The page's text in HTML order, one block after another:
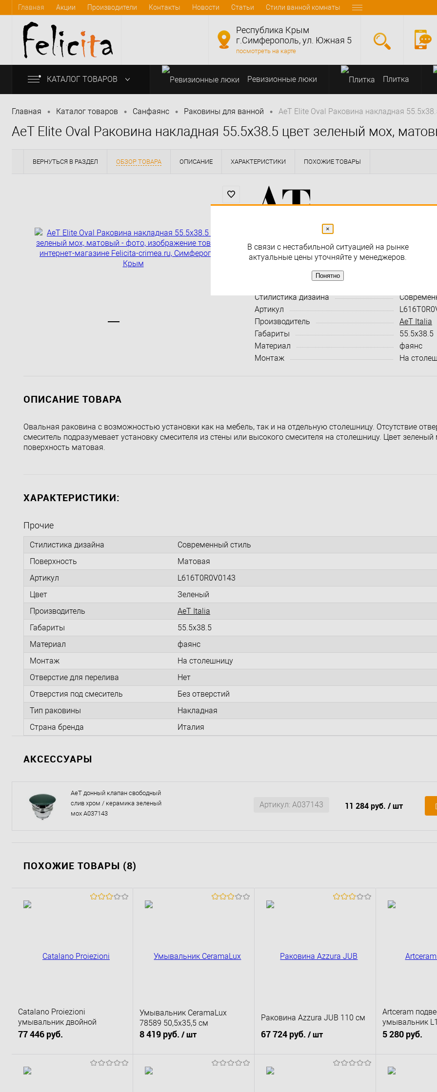
Главная Акции Производители Контакты Новости Статьи Стили ванной комнаты
info@felicita-crimea.ru
Республика Крым
г.Симферополь, ул. Южная 5
посмотреть на карте
КАТАЛОГ ТОВАРОВ Ревизионные люки Плитка
Главная • Каталог товаров • Санфаянс • Раковины для ванной • AeT Elite Oval Раковина накладная
AeT Elite Oval Раковина накладная 55.5x38.5 цвет зеленый мох,
ВЕРНУТЬСЯ В РАЗДЕЛ ОБЗОР ТОВАРА ОПИСАНИЕ ХАРАКТЕРИСТИКИ ПОХОЖИЕ ТОВАРЫ
Раздел Раковины для ванной
Характеристики:
Стилистика дизайна
Артикул
Производитель
AeT Italia
Габариты
55.5x38.5
Материал
фаянс
Монтаж
На
ОПИСАНИЕ ТОВАРА
Овальная раковина с возможностью установки как на мебель, так и на отдельную столешницу. Отсутствие
смеситель подразумевает установку смесителя из стены или высокого смесителя на столешницу. Цвет зеленый
поверхность матовая.
ХАРАКТЕРИСТИКИ:
Прочие
Стилистика дизайна
Современный стиль
Поверхность
Матовая
Артикул
L616T0R0V0143
Цвет
Зеленый
Производитель
AeT Italia
Габариты
55.5x38.5
Материал
фаянс
Монтаж
На столешницу
Отверстие для перелива
Нет
Отверстия под смеситель
Без отверстий
Тип раковины
Накладная
Страна бренда
Италия
АКСЕССУАРЫ
AeT донный клапан свободный
слив хром / керамика зеленый
мох A037143
Артикул: A037143 11 284 руб. / шт
ПОХОЖИЕ ТОВАРЫ (8)
Catalano Proiezioni
умывальник двойной
подвесной 120PR
77 446 руб.
Умывальник CeramaLux
78589 50,5х35,5 см
8 419 руб. / шт
Раковина Azzura JUB 110 см
67 724 руб. / шт
Artceram
умывальник
коллекция
5 280 руб.
×
В связи с нестабильной ситуацией на рынке
актуальные цены уточняйте у менеджеров.
Понятно